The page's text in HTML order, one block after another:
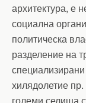
архитектура, е
социална
политическа
разделение на
хилядолетие